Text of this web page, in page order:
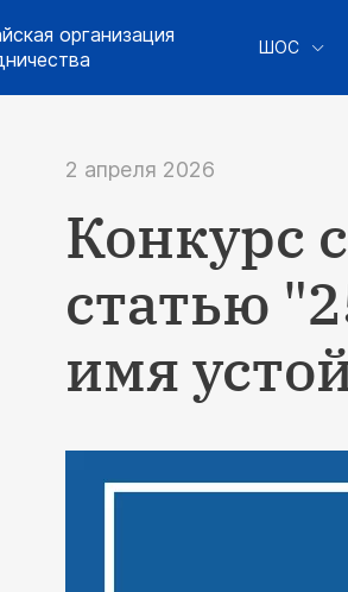
организация
ШОС
2 апреля 2026
Конкурс
статью
имя